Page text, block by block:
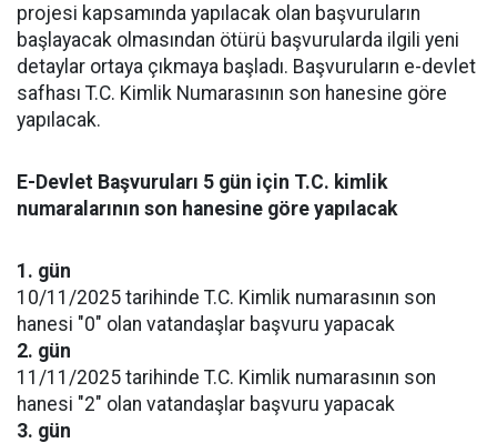
projesi kapsamında yapılacak olan başvuruların
başlayacak olmasından ötürü başvurularda ilgili yeni
detaylar ortaya çıkmaya başladı. Başvuruların e-devlet
safhası T.C. Kimlik Numarasının son hanesine göre
yapılacak.
E-Devlet Başvuruları 5 gün için T.C. kimlik
numaralarının son hanesine göre yapılacak
1. gün
10/11/2025 tarihinde T.C. Kimlik numarasının son
hanesi "0" olan vatandaşlar başvuru yapacak
2. gün
11/11/2025 tarihinde T.C. Kimlik numarasının son
hanesi "2" olan vatandaşlar başvuru yapacak
3. gün